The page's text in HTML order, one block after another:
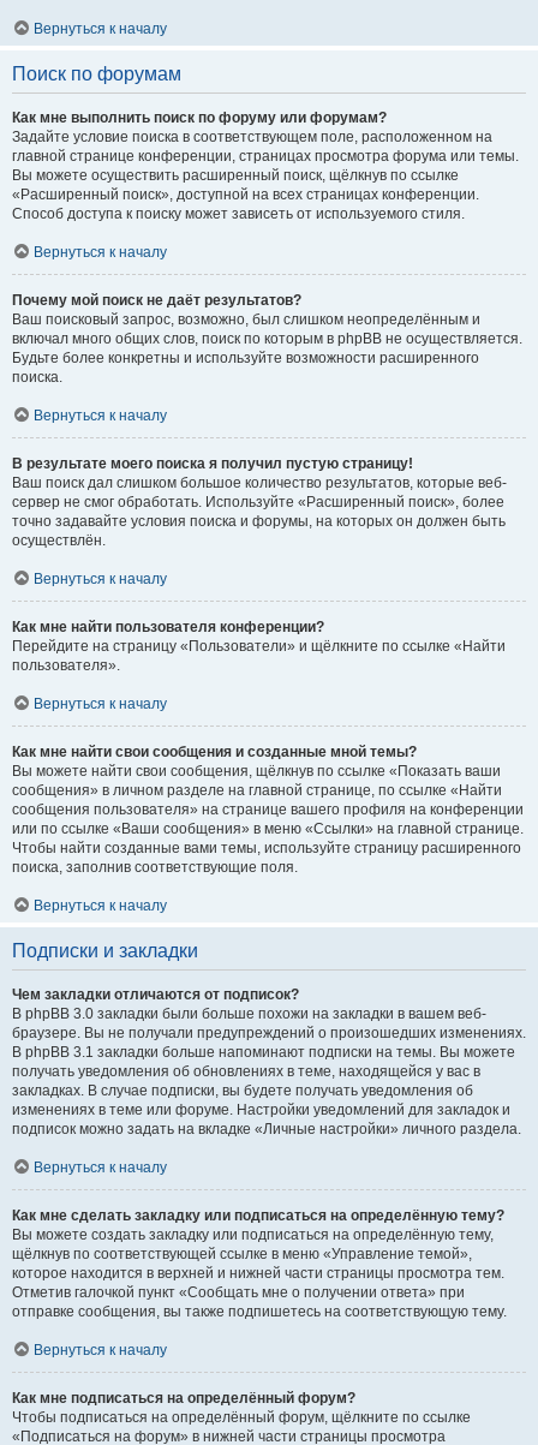
Вернуться к началу
Поиск по форумам
Как мне выполнить поиск по форуму или форумам?
Задайте условие поиска в соответствующем поле, расположенном на
главной странице конференции, страницах просмотра форума или темы.
Вы можете осуществить расширенный поиск, щёлкнув по ссылке
«Расширенный поиск», доступной на всех страницах конференции.
Способ доступа к поиску может зависеть от используемого стиля.
Вернуться к началу
Почему мой поиск не даёт результатов?
Ваш поисковый запрос, возможно, был слишком неопределённым и
включал много общих слов, поиск по которым в phpBB не осуществляется.
Будьте более конкретны и используйте возможности расширенного
поиска.
Вернуться к началу
В результате моего поиска я получил пустую страницу!
Ваш поиск дал слишком большое количество результатов, которые веб-
сервер не смог обработать. Используйте «Расширенный поиск», более
точно задавайте условия поиска и форумы, на которых он должен быть
осуществлён.
Вернуться к началу
Как мне найти пользователя конференции?
Перейдите на страницу «Пользователи» и щёлкните по ссылке «Найти
пользователя».
Вернуться к началу
Как мне найти свои сообщения и созданные мной темы?
Вы можете найти свои сообщения, щёлкнув по ссылке «Показать ваши
сообщения» в личном разделе на главной странице, по ссылке «Найти
сообщения пользователя» на странице вашего профиля на конференции
или по ссылке «Ваши сообщения» в меню «Ссылки» на главной странице.
Чтобы найти созданные вами темы, используйте страницу расширенного
поиска, заполнив соответствующие поля.
Вернуться к началу
Подписки и закладки
Чем закладки отличаются от подписок?
В phpBB 3.0 закладки были больше похожи на закладки в вашем веб-
браузере. Вы не получали предупреждений о произошедших изменениях.
В phpBB 3.1 закладки больше напоминают подписки на темы. Вы можете
получать уведомления об обновлениях в теме, находящейся у вас в
закладках. В случае подписки, вы будете получать уведомления об
изменениях в теме или форуме. Настройки уведомлений для закладок и
подписок можно задать на вкладке «Личные настройки» личного раздела.
Вернуться к началу
Как мне сделать закладку или подписаться на определённую тему?
Вы можете создать закладку или подписаться на определённую тему,
щёлкнув по соответствующей ссылке в меню «Управление темой»,
которое находится в верхней и нижней части страницы просмотра тем.
Отметив галочкой пункт «Сообщать мне о получении ответа» при
отправке сообщения, вы также подпишетесь на соответствующую тему.
Вернуться к началу
Как мне подписаться на определённый форум?
Чтобы подписаться на определённый форум, щёлкните по ссылке
«Подписаться на форум» в нижней части страницы просмотра